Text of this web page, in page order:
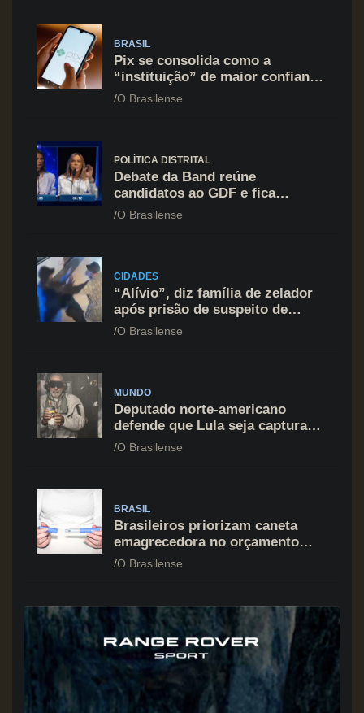
BRASIL
Pix se consolida como a
“instituição” de maior confiança
do brasileiro, supera Igreja e
O Brasilense
POLÍTICA DISTRITAL
Debate da Band reúne
candidatos ao GDF e fica
marcado por ofensiva contra
O Brasilense
CIDADES
“Alívio”, diz família de zelador
após prisão de suspeito de
agressão na Asa Norte
O Brasilense
MUNDO
Deputado norte-americano
defende que Lula seja capturado
assim como Nicolás Maduro
O Brasilense
BRASIL
Brasileiros priorizam caneta
emagrecedora no orçamento
mesmo em situação de aperto
O Brasilense